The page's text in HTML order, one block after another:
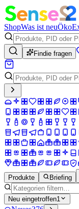
ShopWas ist neuÖko
Findie fragen
Produkte Briefing
Neu eingetroffen1